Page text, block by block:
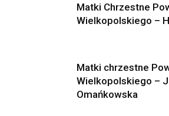
Matki Chrzestne
Wielkopolskiego –
Matki chrzestne
Wielkopolskiego –
Omańkowska